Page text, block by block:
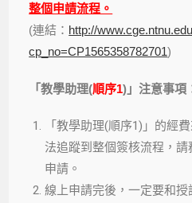
整個申請流程。
(連結： http://
cp_no=CP1565358782701)
「教學助理(順序1)」注意事項
「教學助理(順序1)」的經
法追蹤到整個簽核流程，
申請。
線上申請完後，一定要和